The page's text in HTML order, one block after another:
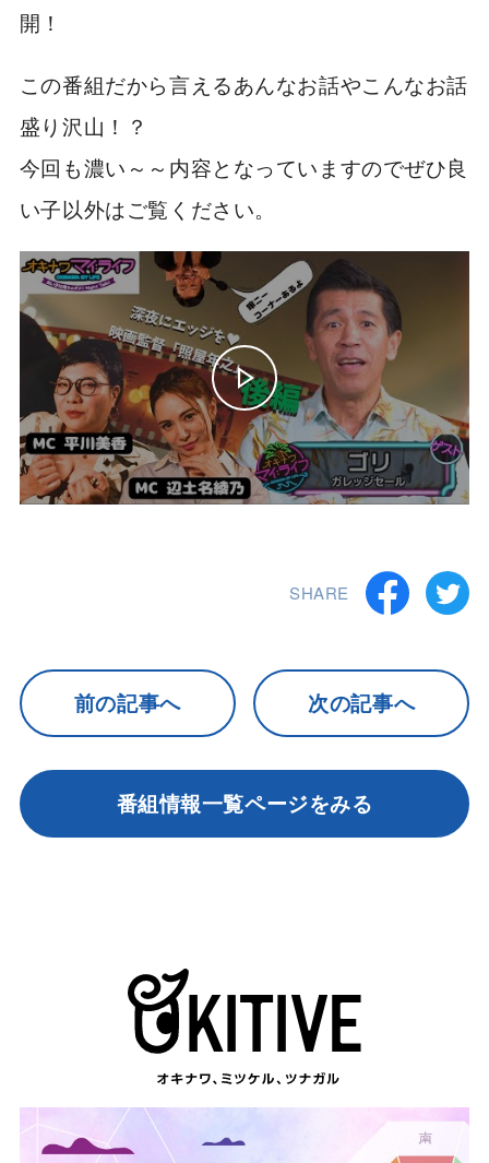
開！
この番組だから言えるあんなお話やこんなお話
盛り沢山！？
今回も濃い～～内容となっていますのでぜひ良
い子以外はご覧ください。
SHARE
前の記事へ 次の記事へ
番組情報一覧ページをみる